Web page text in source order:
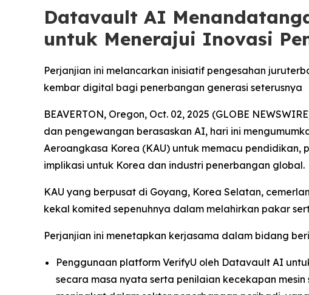
Datavault AI
untuk Menerajui Inovasi
Perjanjian ini melancarkan inisiatif pengesahan
kembar digital bagi penerbangan generasi seterusnya
BEAVERTON, Oregon, Oct. 02, 2025 (GLOBE
dan pengewangan berasaskan AI, hari ini
Aeroangkasa Korea (KAU) untuk memacu
implikasi untuk Korea dan industri penerbangan global.
KAU yang berpusat di Goyang, Korea Selatan,
kekal komited sepenuhnya dalam melahirkan pakar
Perjanjian ini menetapkan kerjasama dalam bidang
Penggunaan platform VerifyU oleh Datavault AI
secara masa nyata serta penilaian kecekapan